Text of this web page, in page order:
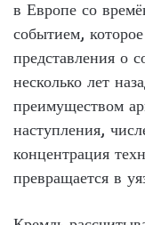
в Европе со
событием,
представления о
несколько лет
преимуществом
наступления,
концентрация
превращается в